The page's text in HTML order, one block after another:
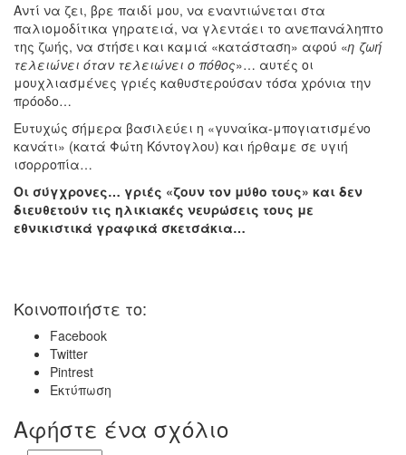
Αντί να ζει, βρε παιδί μου, να εναντιώνεται στα
παλιομοδίτικα γηρατειά, να γλεντάει το ανεπανάληπτο
της ζωής, να στήσει και καμιά «κατάσταση» αφού «η ζωή
τελειώνει όταν τελειώνει ο πόθος»… αυτές οι
μουχλιασμένες γριές καθυστερούσαν τόσα χρόνια την
πρόοδο…
Ευτυχώς σήμερα βασιλεύει η «γυναίκα-μπογιατισμένο
κανάτι» (κατά Φώτη Κόντογλου) και ήρθαμε σε υγιή
ισορροπία…
Οι σύγχρονες… γριές «ζουν τον μύθο τους» και δεν
διευθετούν τις ηλικιακές νευρώσεις τους με
εθνικιστικά γραφικά σκετσάκια…
Κοινοποιήστε το:
Facebook
Twitter
Pintrest
Εκτύπωση
Αφήστε ένα σχόλιο